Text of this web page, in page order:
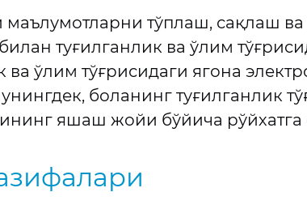
маълумотларни тўплаш, сақлаш
туғилганлик ва ўлим
ва ўлим тўғрисидаги ягона
боланинг туғилганлик
яшаш жойи бўйича